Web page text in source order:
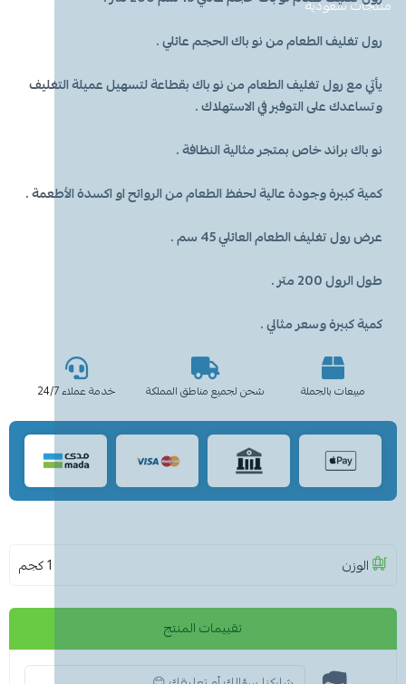
معطر جو
أخرى
قبعة الشيف
مريلة مطبخ
منشفه مايكروفايبر
قصدير ورول تغليف
سفره واكياس نفايات
ملاعق وشوك وسكاكين
الاكواب
حامل اكواب
مزاز واعود تحريك
مكنسة يد
قشاطة
ممسحه
منشفه مايكروفايبر
سلة نفايات
عربة تنظيف
عصا ممسحه
منظفات اليدين
منظفات دورة مياه
معطر ومنعم ملابس
معطر جو
مزيل بقع وملمع
مزيل دهون
منظف زجاج ومتعدد الاستخدام
مزاز واعواد تحريك
عرض الكل
قفازات
كمامات
غطاء راس
غطاء ذراع
قبعة الشيف
مريله مطبخ
ادوات عناية
عرض الكل
لوشن وكريم
شامبو
معقم
معجون اسنان
منشفه استخدام مرة واحدة
شامبو اطفال
كولونيا
بودرة اطفال
عرض الكل
شمعة تسخين الطعام
الحطب
منتجات سعودية
رول تغليف الطعام من نو باك الحجم عائلي .
يأتي مع رول تغليف الطعام من نو باك بقطاعة لتسهيل عميلة التغليف
وتساعدك على التوفير في الاستهلاك .
نو باك براند خاص بمتجر مثالية النظافة .
كمية كبيرة وجودة عالية لحفظ الطعام من الروائح او اكسدة الأطعمة .
عرض رول تغليف الطعام العائلي 45 سم .
طول الرول 200 متر .
كمية كبيرة وسعر مثالي .
مبيعات بالجملة شحن لجميع مناطق المملكة خدمة عملاء 24/7
الوزن 1 كجم
تقييمات المنتج